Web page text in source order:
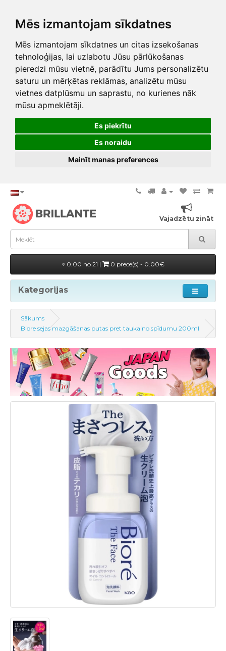
Mēs izmantojam sīkdatnes
Mēs izmantojam sīkdatnes un citas izsekošanas
tehnoloģijas, lai uzlabotu Jūsu pārlūkošanas
pieredzi mūsu vietnē, parādītu Jums personalizētu
saturu un mērķētas reklāmas, analizētu mūsu
vietnes datplūsmu un saprastu, no kurienes nāk
mūsu apmeklētāji.
Es piekrītu
Es noraidu
Mainīt manas preferences
Vajadzētu zināt
0.00 no 21 | 0 prece(s) - 0.00€
Kategorijas
Sākums
Biore sejas mazgāšanas putas pret taukaino spīdumu 200ml